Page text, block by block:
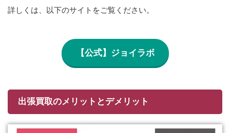
詳しくは、以下のサイトをご覧ください。
【公式】ジョイラボ
出張買取のメリットとデメリット